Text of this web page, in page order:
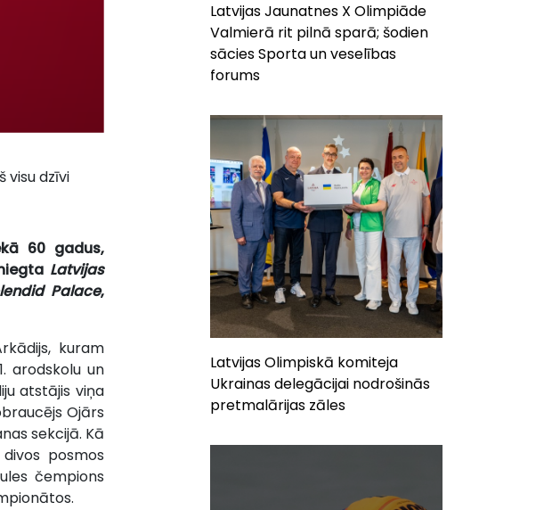
visu dzīvi
60 gadus,
Latvijas
Palace,
kuram
arodskolu un
atstājis viņa
Ojārs
sekcijā. Kā
posmos
čempions
Latvijas Jaunatnes X Olimpiāde
Valmierā rit pilnā sparā; šodien
sācies Sporta un veselības
forums
Latvijas Olimpiskā komiteja
Ukrainas delegācijai nodrošinās
pretmalārijas zāles